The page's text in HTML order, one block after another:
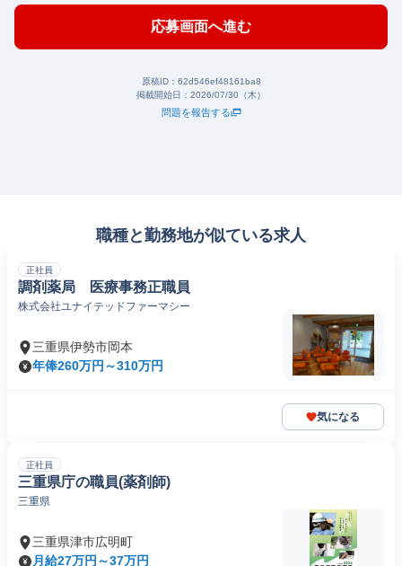
応募画面へ進む
原稿ID： 62d546ef48161ba8
掲載開始日： 2026/07/30（木）
問題を報告する
職種と勤務地が似ている求人
正社員
調剤薬局 医療事務正職員
株式会社ユナイテッドファーマシー
三重県伊勢市岡本
年俸260万円～310万円
気になる
正社員
三重県庁の職員(薬剤師)
三重県
三重県津市広明町
月給27万円～37万円